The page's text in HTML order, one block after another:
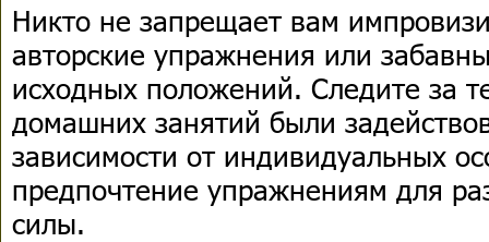
Никто не запрещает вам
авторские упражнения или
исходных положений. Следите за
домашних занятий были
зависимости от индивидуальных
предпочтение упражнениям для
силы.